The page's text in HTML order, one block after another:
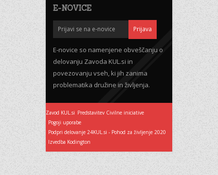
E-NOVICE
E-novice so namenjene obveščanju o
delovanju Zavoda KUL.si in
povezovanju vseh, ki jih zanima
problematika družine in življenja.
Zavod KUL.si Predstavitev Civilne iniciative
Pogoji uporabe
Podpri delovanje 24KUL.si - Pohod za življenje 2020
Izvedba Kodington